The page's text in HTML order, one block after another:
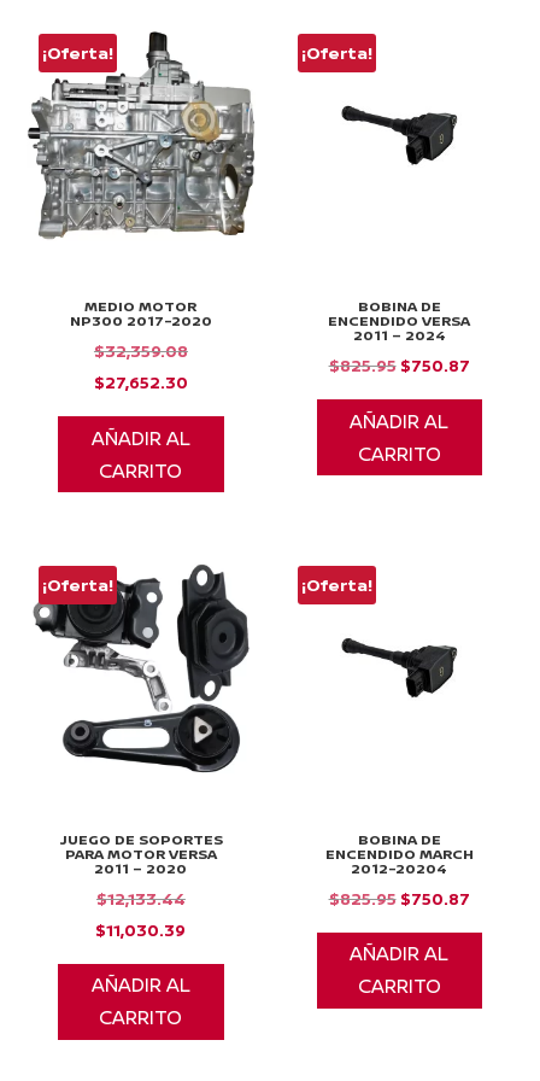
¡Oferta!
MEDIO MOTOR
NP300 2017-2020
$32,359.08El
precio
original
era:
$27,652.30El
precio
actual
AÑADIR AL
CARRITO
¡Oferta!
BOBINA DE
ENCENDIDO VERSA
2011 – 2024
$825.95 El
precio
original
era:
$750.87El
precio
AÑADIR AL
CARRITO
¡Oferta!
JUEGO DE SOPORTES
PARA MOTOR VERSA
2011 – 2020
$12,133.44El
precio
original
era:
$11,030.39
precio
actual
AÑADIR AL
CARRITO
¡Oferta!
BOBINA DE
ENCENDIDO MARCH
2012-20204
$825.95 El
precio
original
era:
$750.87El
precio
AÑADIR AL
CARRITO